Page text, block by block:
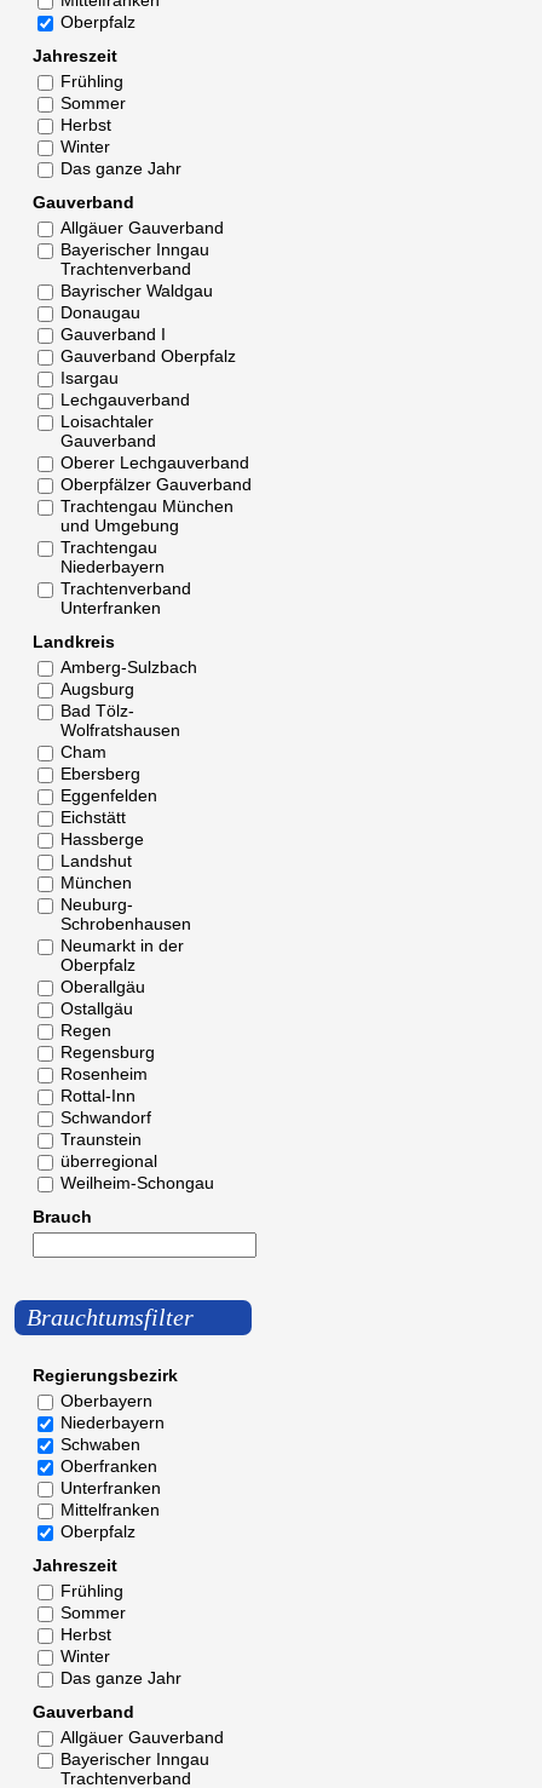
Oberpfalz
Jahreszeit
Frühling
Sommer
Herbst
Winter
Das ganze Jahr
Gauverband
Allgäuer Gauverband
Bayerischer Inngau
Trachtenverband
Bayrischer Waldgau
Donaugau
Gauverband I
Gauverband Oberpfalz
Isargau
Lechgauverband
Loisachtaler
Gauverband
Oberer Lechgauverband
Oberpfälzer Gauverband
Trachtengau München
und Umgebung
Trachtengau
Niederbayern
Trachtenverband
Unterfranken
Landkreis
Amberg-Sulzbach
Augsburg
Bad Tölz-
Wolfratshausen
Cham
Ebersberg
Eggenfelden
Eichstätt
Hassberge
Landshut
München
Neuburg-
Schrobenhausen
Neumarkt in der
Oberpfalz
Oberallgäu
Ostallgäu
Regen
Regensburg
Rosenheim
Rottal-Inn
Schwandorf
Traunstein
überregional
Weilheim-Schongau
Brauch
Brauchtumsfilter
Regierungsbezirk
Oberbayern
Niederbayern
Schwaben
Oberfranken
Unterfranken
Mittelfranken
Oberpfalz
Jahreszeit
Frühling
Sommer
Herbst
Winter
Das ganze Jahr
Gauverband
Allgäuer Gauverband
Bayerischer Inngau
Trachtenverband